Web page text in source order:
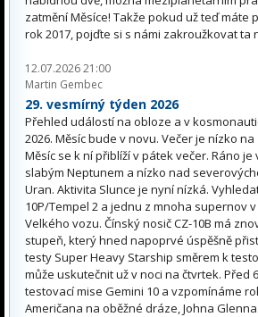
zatmění Měsíce! Takže pokud už teď máte
rok 2017, pojďte si s námi zakroužkovat ta
12.07.2026 21:00
Martin Gembec
29. vesmírný týden 2026
Přehled událostí na obloze a v
2026. Měsíc bude v novu. Večer je nízko
Měsíc se k ní přiblíží v pátek večer. Ráno je
slabým Neptunem a nízko nad
Uran. Aktivita Slunce je nyní nízká.
10P/Tempel 2 a jednu z mnoha supernov
Velkého vozu. Čínský nosič CZ-10B má
stupeň, který hned napoprvé úspěšně
testy Super Heavy Starship směrem k
může uskutečnit už v noci na čtvrtek. Před
testovací mise Gemini 10 a vzpomínáme
Američana na oběžné dráze, Johna Glenna.